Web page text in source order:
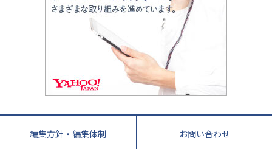
香川県
高知県
長崎県 熊本県
鹿児島県 沖縄県
家庭教師
悩み多き「大学受験」相談室
英語・英会話・英検対策
小学校教師が解説！中学受験のリアル
教育ジャーナリストが徹底解説！ 大学受験の羅
編集方針・編集体制 お問い合わせ